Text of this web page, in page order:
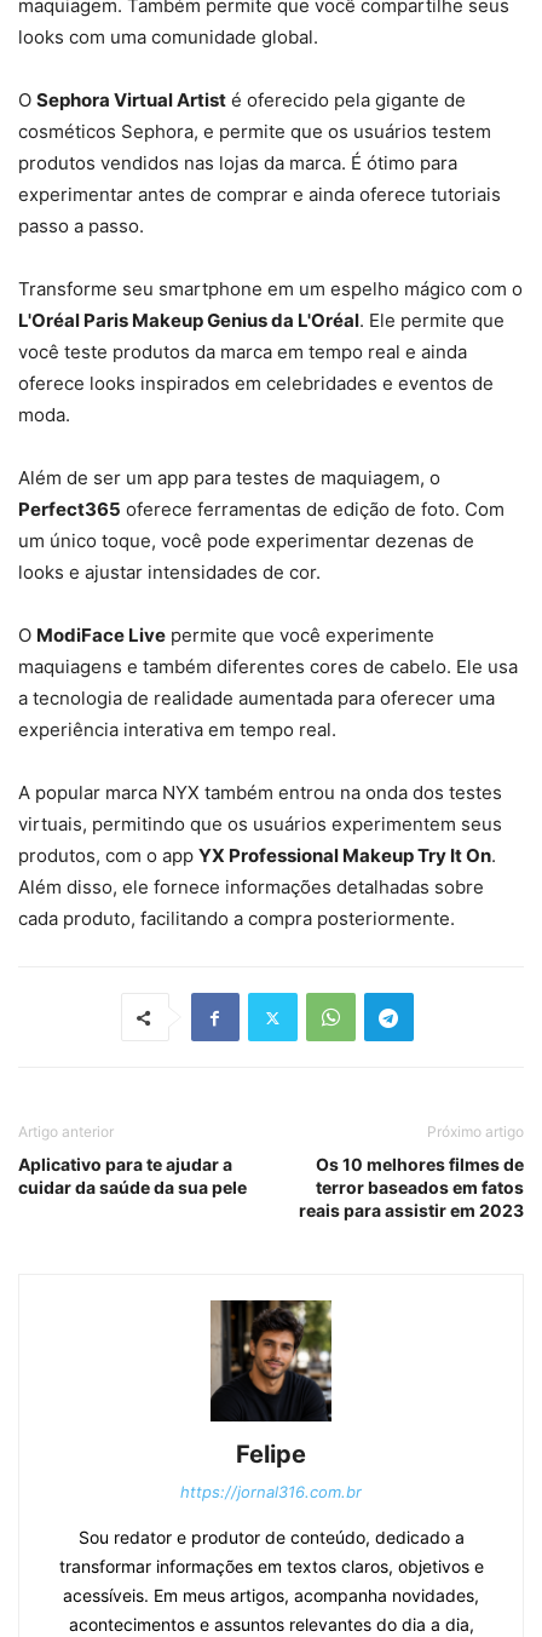
maquiagem. Também permite que você compartilhe seus
looks com uma comunidade global.
O Sephora Virtual Artist é oferecido pela gigante de
cosméticos Sephora, e permite que os usuários testem
produtos vendidos nas lojas da marca. É ótimo para
experimentar antes de comprar e ainda oferece tutoriais
passo a passo.
Transforme seu smartphone em um espelho mágico com o
L'Oréal Paris Makeup Genius da L'Oréal. Ele permite que
você teste produtos da marca em tempo real e ainda
oferece looks inspirados em celebridades e eventos de
moda.
Além de ser um app para testes de maquiagem, o
Perfect365 oferece ferramentas de edição de foto. Com
um único toque, você pode experimentar dezenas de
looks e ajustar intensidades de cor.
O ModiFace Live permite que você experimente
maquiagens e também diferentes cores de cabelo. Ele usa
a tecnologia de realidade aumentada para oferecer uma
experiência interativa em tempo real.
A popular marca NYX também entrou na onda dos testes
virtuais, permitindo que os usuários experimentem seus
produtos, com o app YX Professional Makeup Try It On.
Além disso, ele fornece informações detalhadas sobre
cada produto, facilitando a compra posteriormente.
Artigo anterior
Aplicativo para te ajudar a
cuidar da saúde da sua pele
Próximo artigo
Os 10 melhores filmes de
terror baseados em fatos
reais para assistir em 2023
Felipe
https://jornal316.com.br
Sou redator e produtor de conteúdo, dedicado a
transformar informações em textos claros, objetivos e
acessíveis. Em meus artigos, acompanha novidades,
acontecimentos e assuntos relevantes do dia a dia,